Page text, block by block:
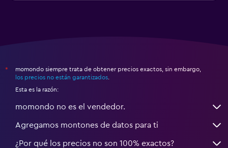
*
momondo siempre trata de obtener precios exactos, sin embargo,
los precios no están garantizados
Esta es la razón:
momondo no es el vendedor.
Agregamos montones de datos para ti
¿Por qué los precios no son 100% exactos?